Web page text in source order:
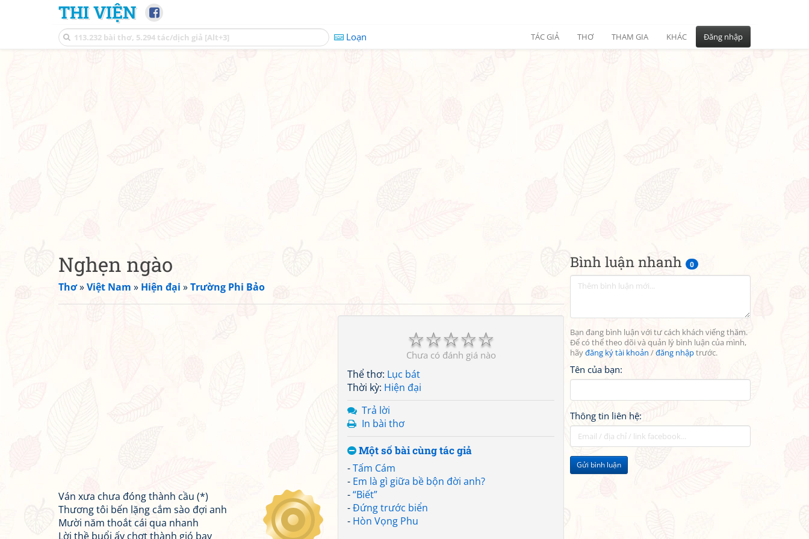
THI VIỆN
Loạn TÁC GIẢ THƠ THAM GIA KHÁC Đăng nhập
Bình luận nhanh 0
Bạn đang bình luận với tư cách khách viếng thăm.
Để có thể theo dõi và quản lý bình luận của mình,
hãyđăng ký tài khoản /đăng nhậptrước.
Tên của bạn:
Thông tin liên hệ:
Gửi bình luận
Nghẹn ngào
Thơ»Việt Nam » Hiện đại »Trường Phi Bảo
☆
☆
☆
☆
☆
Chưa có đánh giá nào
Thể thơ: Lục bát
Thời kỳ: Hiện đại
Trả lời
In bài thơ
Một số bài cùng tác giả
-Tấm Cám
- Em là gì giữa bề bộn đời anh?
-“Biết”
-Đứng trước biển
- Hòn Vọng Phu
Ván xưa chưa đóng thành cầu (*)
Thương tôi bến lặng cắm sào đợi anh
Mười năm thoắt cái qua nhanh
Lời thề buổi ấy chợt thành gió bay